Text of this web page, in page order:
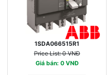
1SDA066515R1
Price List: 0 VNĐ
Giá bán: 0 VNĐ